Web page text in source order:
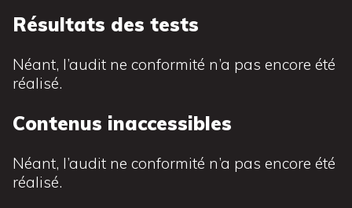
Résultats des tests
Néant, l’audit ne conformité n’a pas encore été
réalisé.
Contenus inaccessibles
Néant, l’audit ne conformité n’a pas encore été
réalisé.